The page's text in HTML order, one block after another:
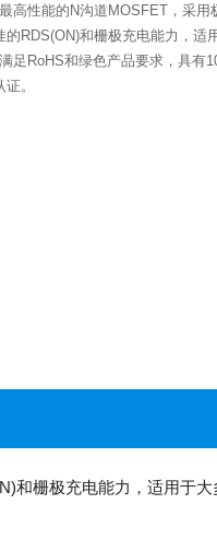
高性能的N沟道MOSFET，采用
的RDS(ON)和栅极充电能力，适
足RoHS和绿色产品要求，具有
。
和栅极充电能力，适用于